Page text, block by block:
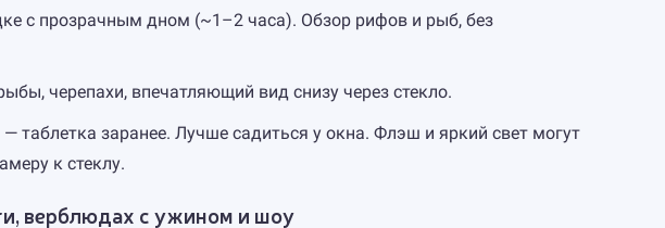
с прозрачным дном (~1–2 часа). Обзор рифов и рыб, без
черепахи, впечатляющий вид снизу через стекло.
таблетка заранее. Лучше садиться у окна. Флэш и яркий свет могут
к стеклу.
верблюдах с ужином и шоу